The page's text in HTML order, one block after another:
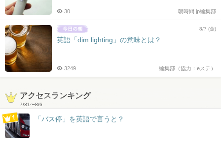
朝時間.jp編集部
30
8/7 (金)
英語「dim lighting」の意味とは？
編集部（協力：eステ）
3249
アクセスランキング
7/31〜8/6
「バス停」を英語で言うと？